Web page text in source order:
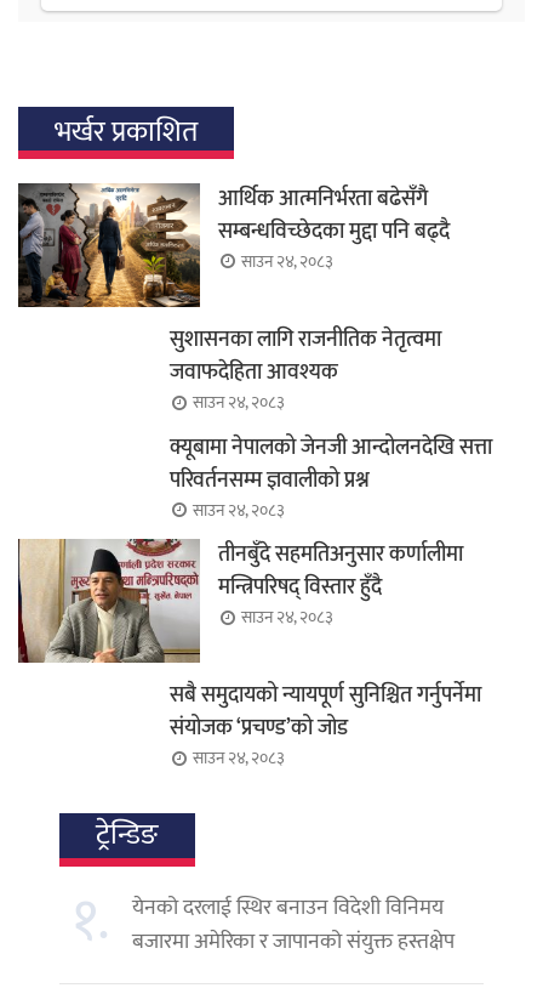
भर्खर प्रकाशित
आर्थिक आत्मनिर्भरता बढेसँगै
सम्बन्धविच्छेदका मुद्दा पनि बढ्दै
साउन २४, २०८३
सुशासनका लागि राजनीतिक नेतृत्वमा
जवाफदेहिता आवश्यक
साउन २४, २०८३
क्यूबामा नेपालको जेनजी आन्दोलनदेखि सत्ता
परिवर्तनसम्म ज्ञवालीको प्रश्न
साउन २४, २०८३
तीनबुँदे सहमतिअनुसार कर्णालीमा
मन्त्रिपरिषद् विस्तार हुँदै
साउन २४, २०८३
सबै समुदायको न्यायपूर्ण सुनिश्चित गर्नुपर्नेमा
संयोजक ‘प्रचण्ड’को जोड
साउन २४, २०८३
ट्रेन्डिङ
१.
येनको दरलाई स्थिर बनाउन विदेशी विनिमय
बजारमा अमेरिका र जापानको संयुक्त हस्तक्षेप